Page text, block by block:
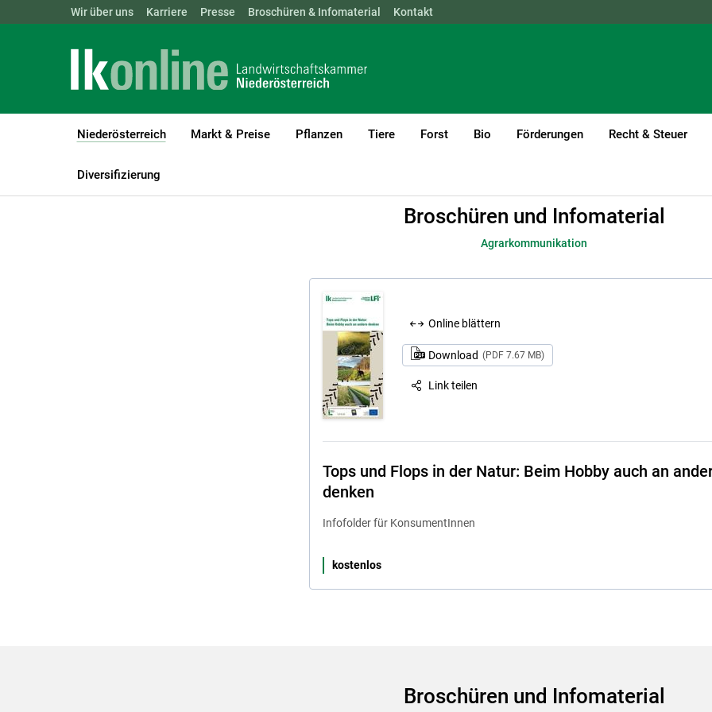
Landwirtschaftskammern: ÖSTERREICH BGLD KTN NÖ OÖ SBG
Wir über uns Karriere Presse Broschüren & Infomaterial Kontakt
Niederösterreich
(current)1
Markt & Preise Pflanzen Tiere Forst Bio Förderungen Recht & Steuer
Diversifizierung
LK Niederösterreich
Broschüren und Infomaterial
Agrarkommunikation
Online blättern
Download (PDF 7.67 MB)
Link teilen
Tops und Flops in der Natur: Beim Hobby auch an
denken
Infofolder für KonsumentInnen
kostenlos
Broschüren und Infomaterial